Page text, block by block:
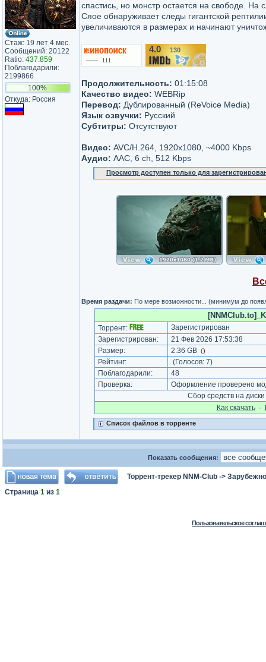
Стаж: 19 лет 4 мес.
Сообщений: 20122
Ratio: 437.859
Поблагодарили:
2199866
100%
Откуда: Россия
спастись, но монстр остается на свободе.
Сяое обнаруживает следы гигантской
увеличиваются в размерах и начинают
4.0 130
Продолжительность: 01:15:08
Качество видео: WEBRip
Перевод: Дублированный (ReVoice Media)
Язык озвучки: Русский
Субтитры: Отсутствуют
Видео: AVC/H.264, 1920x1080, ~4000 Kbps
Аудио: AAC, 6 ch, 512 Kbps
Просмотр доступен только для
Время раздачи: По мере возможности... (минимум до
Торрент:
Зарегистрирован
Зарегистрирован:
21 Фев 2026 17:53:38
Размер:
2.36 GB ()
Рейтинг: (Голосов: 7)
Поблагодарили:
48
Проверка:
Оформление проверено
Сбор средств на
Как cкачать·
Список файлов в торренте
Показать сообщения:
Торрент-трекер NNM-Club ->
Страница 1 из 1
Пользовательское